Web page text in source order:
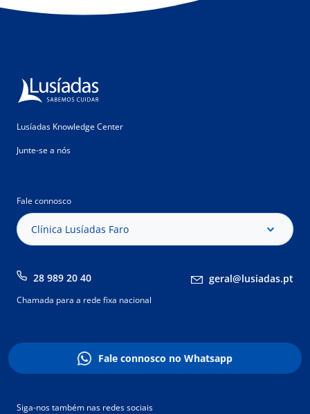
Lusíadas Knowledge Center
Junte-se a nós
Fale connosco
Clínica Lusíadas Faro
28 989 20 40 geral@lusiadas.pt
Chamada para a rede fixa nacional
Fale connosco no Whatsapp
Siga-nos também nas redes sociais